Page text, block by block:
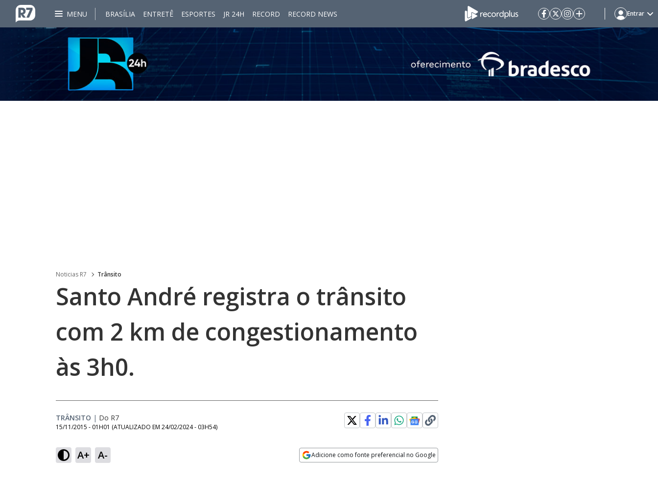
MENU BRASÍLIA ENTRETÊ ESPORTES JR 24H RECORD RECORD NEWS Entrar
Noticias R7 Trânsito
Santo André registra o trânsito
com 2 km de congestionamento
às 3h0.
TRÂNSITO | Do R7
15/11/2015 - 01H01 (ATUALIZADO EM 24/02/2024 - 03H54)
A+ A- Adicione como fonte preferencial no Google